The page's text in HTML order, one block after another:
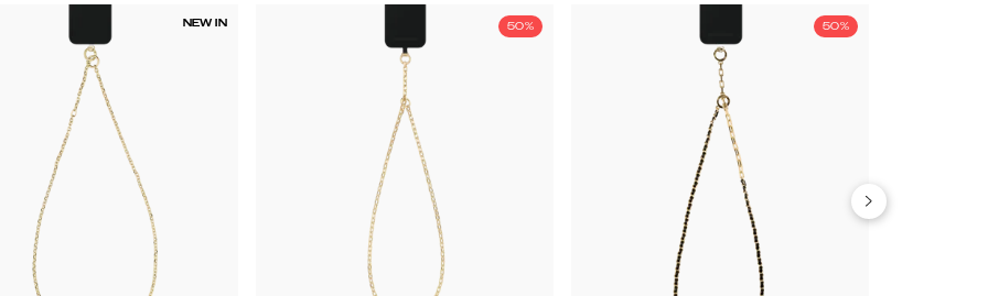
NEW IN 50% 50%